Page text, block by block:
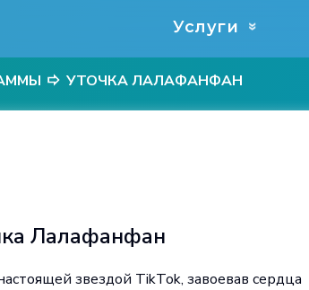
Услуги »
УТОЧКА ЛАЛАФАНФАН
Лалафанфан
звездой TikTok, завоевав сердца